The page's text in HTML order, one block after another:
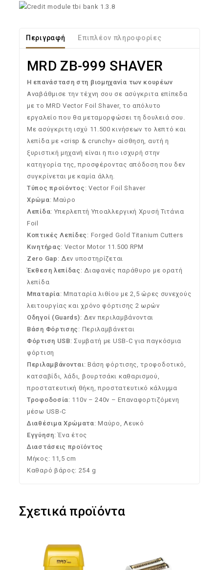
Περιγραφή Επιπλέον πληροφορίες
MRD ZB-999 SHAVER
Η επανάσταση στη βιομηχανία των κουρέων
Αναβάθμισε την τέχνη σου σε ασύγκριτα επίπεδα
με το MRD Vector Foil Shaver, το απόλυτο
εργαλείο που θα μεταμορφώσει τη δουλειά σου.
Με ασύγκριτη ισχύ 11.500 κινήσεων το λεπτό και
λεπίδα με «crisp & crunchy» αίσθηση, αυτή η
ξυριστική μηχανή είναι η πιο ισχυρή στην
κατηγορία της, προσφέροντας απόδοση που δεν
συγκρίνεται με καμία άλλη.
Τύπος προϊόντος : Vector Foil Shaver
Χρώμα: Μαύρο
Λεπίδα: Υπερλεπτή Υποαλλεργική Χρυσή Τιτάνια
Foil
Κοπτικές Λεπίδες : Forged Gold Titanium Cutters
Κινητήρας: Vector Motor 11.500 RPM
Zero Gap : Δεν υποστηρίζεται
Έκθεση λεπίδας : Διαφανές παράθυρο με ορατή
λεπίδα
Μπαταρία: Μπαταρία λιθίου με 2,5 ώρες συνεχούς
λειτουργίας και χρόνο φόρτισης 2 ωρών
Οδηγοί (Guards): Δεν περιλαμβάνονται
Βάση Φόρτισης : Περιλαμβάνεται
Φόρτιση USB: Συμβατή με USB-C για παγκόσμια
φόρτιση
Περιλαμβάνονται: Βάση φόρτισης, τροφοδοτικό,
κατσαβίδι, λάδι, βουρτσάκι καθαρισμού,
προστατευτική θήκη, προστατευτικό κάλυμμα
Τροφοδοσία: 110v – 240v – Επαναφορτιζόμενη
μέσω USB-C
Διαθέσιμα Χρώματα: Μαύρο, Λευκό
Εγγύηση: Ένα έτος
Διαστάσεις προϊόντος
Μήκος: 11,5 cm
Καθαρό βάρος: 254 g
Σχετικά προϊόντα